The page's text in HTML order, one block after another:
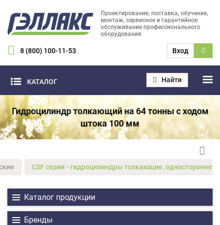
Проектирование, поставка, обучение,
монтаж, сервисное и гарантийное
обслуживание профессионального
оборудования
8 (800) 100-11-53 Вход
КАТАЛОГ Найти
Гидроцилиндр толкающий на 64 тонны с ходом
штока 100 мм
CSF серия - гидроцилиндры толкающие,
Каталог продукции
Бренды